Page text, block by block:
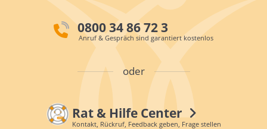
0800 34 86 72 3
Anruf & Gespräch sind garantiert kostenlos
oder
Rat & Hilfe Center
Kontakt, Rückruf, Feedback geben, Frage stellen